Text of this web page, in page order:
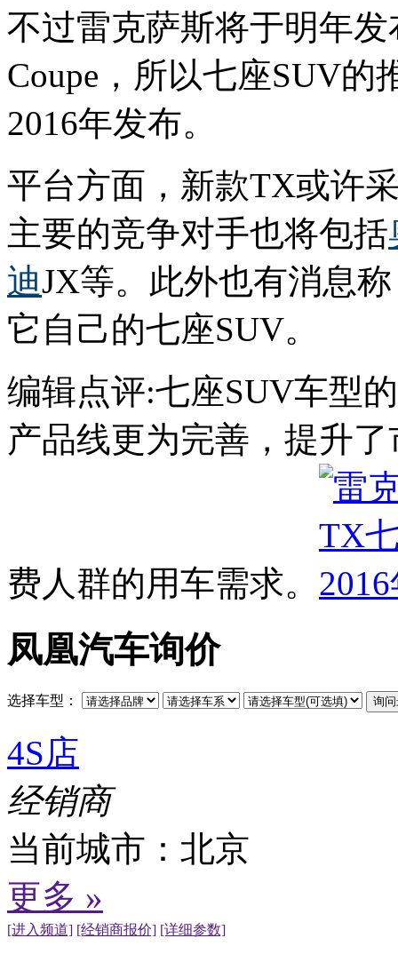
不过雷克萨斯将于明年
Coupe，所以七座SUV
2016年发布。
平台方面，新款TX或许
主要的竞争对手也将包括
迪JX等。此外也有消息
它自己的七座SUV。
编辑点评:七座SUV车型
产品线更为完善，提升
费人群的用车需求。
凤凰汽车询价
选择车型：
4S店
经销商
当前城市： 北京
更多 »
[进入频道] [经销商报价] [详细参数]